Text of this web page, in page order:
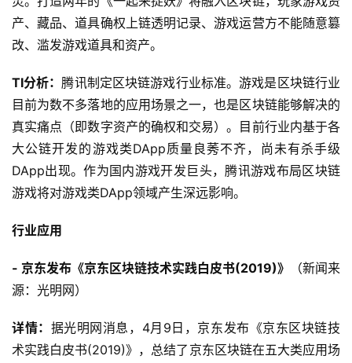
产、藏品、道具确权上链透明记录、游戏运营方不能随意篡
改、滥发游戏道具和资产。
TI分析：腾讯制定区块链游戏行业标准。游戏是区块链行业
目前为数不多落地的应用场景之一，也是区块链能够解决的
真实痛点（即数字资产的确权和交易）。目前行业内基于各
大公链开发的游戏类DApp质量良莠不齐，尚未有杀手级
DApp出现。作为国内游戏开发巨头，腾讯游戏布局区块链
游戏将对游戏类DApp领域产生深远影响。
行业应用
- 京东发布《京东区块链技术实践白皮书(2019)》
（新闻来
源：光明网）
详情： 据光明网消息，4月9日，京东发布《京东区块链技
术实践白皮书(2019)》，总结了京东区块链在五大类应用场